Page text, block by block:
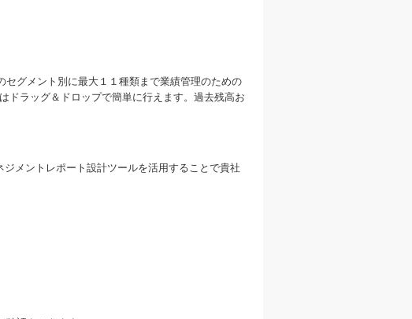
グメント別に最大１１種類まで業績管理のための
ドラッグ＆ドロップで簡単に行えます。過去残高お
メントレポート設計ツールを活用することで貴社